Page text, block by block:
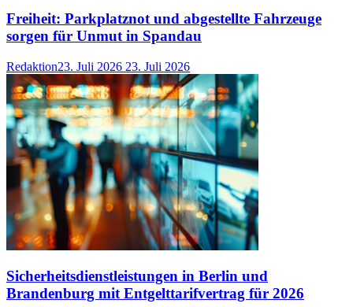
Freiheit: Parkplatznot und abgestellte Fahrzeuge
sorgen für Unmut in Spandau
Redaktion23. Juli 2026 23. Juli 2026
Sicherheitsdienstleistungen in Berlin und
Brandenburg mit Entgelttarifvertrag für 2026